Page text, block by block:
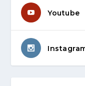
Youtube